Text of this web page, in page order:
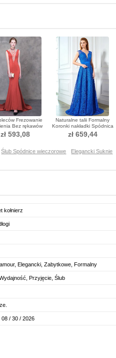
Frezowanie
Bez rękawów
wieczorowe
zł 593,08
Naturalne talii Formalny
Koronki nakładki Spódnica
wieczorowe
zł 659,44
Ślub Spódnice wieczorowe
Elegancki Suknie
kołnierz
Elegancki, Zabytkowe, Formalny
Przyjęcie, Ślub
/ 30 / 2026